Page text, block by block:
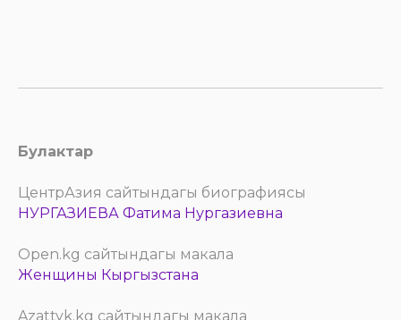
Булактар
ЦентрАзия сайтындагы биографиясы
НУРГАЗИЕВА Фатима Нургазиевна
Open.kg сайтындагы макала
Женщины Кыргызстана
Azattyk.kg сайтындагы макала